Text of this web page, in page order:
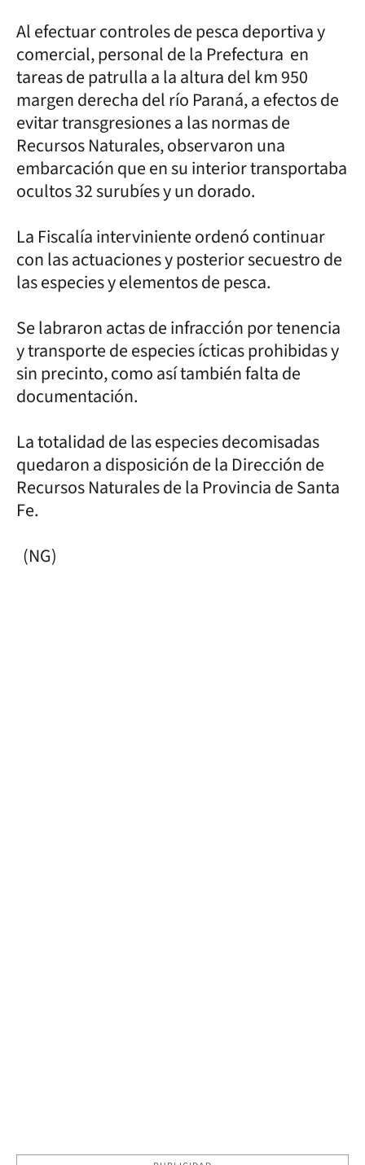
Al efectuar controles de pesca deportiva y
comercial, personal de la Prefectura en
tareas de patrulla a la altura del km 950
margen derecha del río Paraná, a efectos de
evitar transgresiones a las normas de
Recursos Naturales, observaron una
embarcación que en su interior transportaba
ocultos 32 surubíes y un dorado.
La Fiscalía interviniente ordenó continuar
con las actuaciones y posterior secuestro de
las especies y elementos de pesca.
Se labraron actas de infracción por tenencia
y transporte de especies ícticas prohibidas y
sin precinto, como así también falta de
documentación.
La totalidad de las especies decomisadas
quedaron a disposición de la Dirección de
Recursos Naturales de la Provincia de Santa
Fe.
(NG)